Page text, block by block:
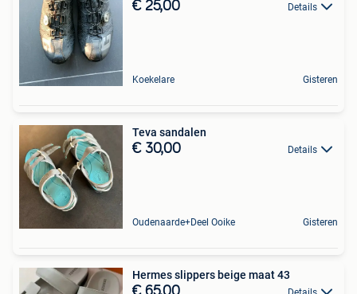
€ 25,00 Details
Koekelare Gisteren
Teva sandalen
€ 30,00 Details
Oudenaarde+Deel Ooike Gisteren
Hermes slippers beige maat 43